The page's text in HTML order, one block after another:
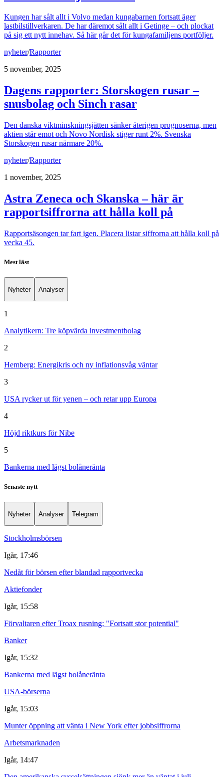
Kungen har sålt allt i Volvo medan kungabarnen fortsatt äger
lastbilstillverkaren. De har däremot sålt allt i Getinge – och plockat
på sig ett nytt innehav. Så här går det för kungafamiljens portföljer.
nyheter/Rapporter
5 november, 2025
Dagens rapporter: Storskogen rusar –
snusbolag och Sinch rasar
Den danska viktminskningsjätten sänker återigen prognoserna, men
aktien står emot och Novo Nordisk stiger runt 2%. Svenska
Storskogen rusar närmare 20%.
nyheter/Rapporter
1 november, 2025
Astra Zeneca och Skanska – här är
rapportsiffrorna att hålla koll på
Rapportsäsongen tar fart igen. Placera listar siffrorna att hålla koll på
vecka 45.
Mest läst
Nyheter Analyser
1
Analytikern: Tre köpvärda investmentbolag
2
Hemberg: Energikris och ny inflationsvåg väntar
3
USA rycker ut för yenen – och retar upp Europa
4
Höjd riktkurs för Nibe
5
Bankerna med lägst bolåneränta
Senaste nytt
Nyheter Analyser Telegram
Stockholmsbörsen
Igår, 17:46
Nedåt för börsen efter blandad rapportvecka
Aktiefonder
Igår, 15:58
Förvaltaren efter Troax rusning: "Fortsatt stor potential"
Banker
Igår, 15:32
Bankerna med lägst bolåneränta
USA-börserna
Igår, 15:03
Munter öppning att vänta i New York efter jobbsiffrorna
Arbetsmarknaden
Igår, 14:47